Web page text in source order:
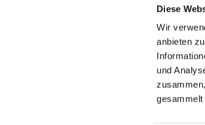
Diese
Wir
anbieten
und
gesammelt